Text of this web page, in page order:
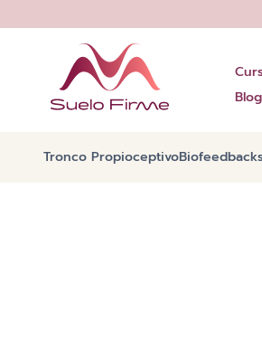
al
Blog
Tronco Propioceptivo